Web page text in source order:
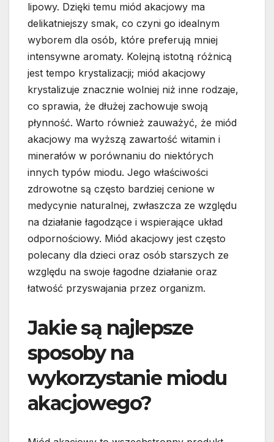
lipowy. Dzięki temu miód akacjowy ma
delikatniejszy smak, co czyni go idealnym
wyborem dla osób, które preferują mniej
intensywne aromaty. Kolejną istotną różnicą
jest tempo krystalizacji; miód akacjowy
krystalizuje znacznie wolniej niż inne rodzaje,
co sprawia, że dłużej zachowuje swoją
płynność. Warto również zauważyć, że miód
akacjowy ma wyższą zawartość witamin i
minerałów w porównaniu do niektórych
innych typów miodu. Jego właściwości
zdrowotne są często bardziej cenione w
medycynie naturalnej, zwłaszcza ze względu
na działanie łagodzące i wspierające układ
odpornościowy. Miód akacjowy jest często
polecany dla dzieci oraz osób starszych ze
względu na swoje łagodne działanie oraz
łatwość przyswajania przez organizm.
Jakie są najlepsze
sposoby na
wykorzystanie miodu
akacjowego?